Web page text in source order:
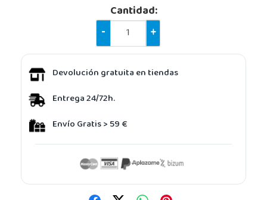
Cantidad:
-
+
Devolución gratuita en tiendas
Entrega 24/72h.
Envío Gratis > 59 €